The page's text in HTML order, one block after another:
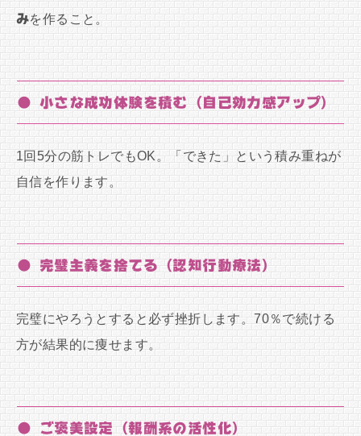
みを作ること。
● 小さな成功体験を積む（自己効力感アップ）
1回5分の筋トレでもOK。「できた」という積み重ねが
自信を作ります。
● 完璧主義を捨てる（認知行動療法）
完璧にやろうとすると必ず挫折します。70％で続ける
方が結果的に痩せます。
● ご褒美設定（報酬系の活性化）